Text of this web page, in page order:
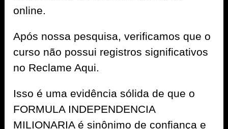
online.
Após nossa pesquisa, verificamos que o
curso não possui registros significativos
no Reclame Aqui.
Isso é uma evidência sólida de que o
FORMULA INDEPENDENCIA
MILIONARIA é sinônimo de confiança e